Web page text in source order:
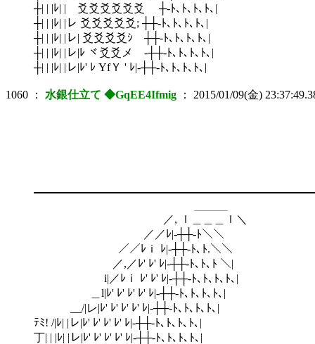
┼| | |ﾚ| | 爻爻爻爻爻爻 ┼‐ﾄ､ﾄ､ﾄ､ﾄ､|
┼| | |ﾚ| |レ 爻爻爻爻爻; ┼┼‐ﾄ､ﾄ､ﾄ､ﾄ､|
┼| | |ﾚ| |レ| 爻爻爻爻ｼ ┼┼‐ﾄ､ﾄ､ﾄ､ﾄ､|
┼| | |ﾚ| |レ|ﾚ ヾ爻爻メ ‐┼┼‐ﾄ､ﾄ､ﾄ､ﾄ､|
┼| | |ﾚ| |レ|ﾚ' ﾚ YfＹ ' ﾚ|‐┼┼‐ﾄ､ﾄ､ﾄ､ﾄ､|
1060 ： 水銀仕立て ◆GqEE4Ifmig ： 2015/01/09(金)
／, ｌ＿＿
／／ﾚ|‐┼┼‐
／／ﾚｉ ﾚ
／,／ﾚ' ﾚ' ﾚ|‐┼┼‐ﾄ､ﾄ
i|／ﾚｉ ﾚ' ﾚ' ﾚ|‐┼┼‐ﾄ､ﾄ
＿l|ﾚ' ﾚ' ﾚ' ﾚ' ﾚ|‐┼┼‐ﾄ､ﾄ､ﾄ
__/|レ|ﾚ' ﾚ' ﾚ' ﾚ' ﾚ|‐┼┼‐ﾄ
ﾃﾐ! /|ﾚ| |レ|ﾚ' ﾚ' ﾚ' ﾚ' ﾚ|‐┼┼‐ﾄ､
丁| | |ﾚ| |レ|ﾚ' ﾚ' ﾚ' ﾚ' ﾚ